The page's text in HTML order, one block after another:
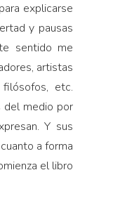
explicarse
y pausas
sentido me
artistas
etc.
del medio por
Y sus
a forma
el libro